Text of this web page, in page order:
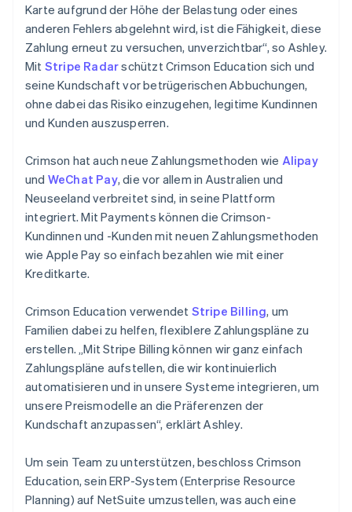
Karte aufgrund der Höhe der Belastung oder eines
anderen Fehlers abgelehnt wird, ist die Fähigkeit, diese
Zahlung erneut zu versuchen, unverzichtbar“, so Ashley.
Mit Stripe Radarschützt Crimson Education sich und
seine Kundschaft vor betrügerischen Abbuchungen,
ohne dabei das Risiko einzugehen, legitime Kundinnen
und Kunden auszusperren.
Crimson hat auch neue Zahlungsmethoden wie Alipay
und WeChat Pay, die vor allem in Australien und
Neuseeland verbreitet sind, in seine Plattform
integriert. Mit Payments können die Crimson-
Kundinnen und -Kunden mit neuen Zahlungsmethoden
wie Apple Pay so einfach bezahlen wie mit einer
Kreditkarte.
Crimson Education verwendet Stripe Billing, um
Familien dabei zu helfen, flexiblere Zahlungspläne zu
erstellen. „Mit Stripe Billing können wir ganz einfach
Zahlungspläne aufstellen, die wir kontinuierlich
automatisieren und in unsere Systeme integrieren, um
unsere Preismodelle an die Präferenzen der
Kundschaft anzupassen“, erklärt Ashley.
Um sein Team zu unterstützen, beschloss Crimson
Education, sein ERP-System (Enterprise Resource
Planning) auf NetSuite umzustellen, was auch eine